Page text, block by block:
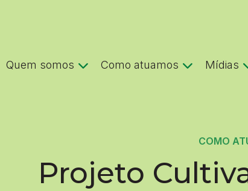
Quem somos Como atuamos Mídias
COMO
Projeto